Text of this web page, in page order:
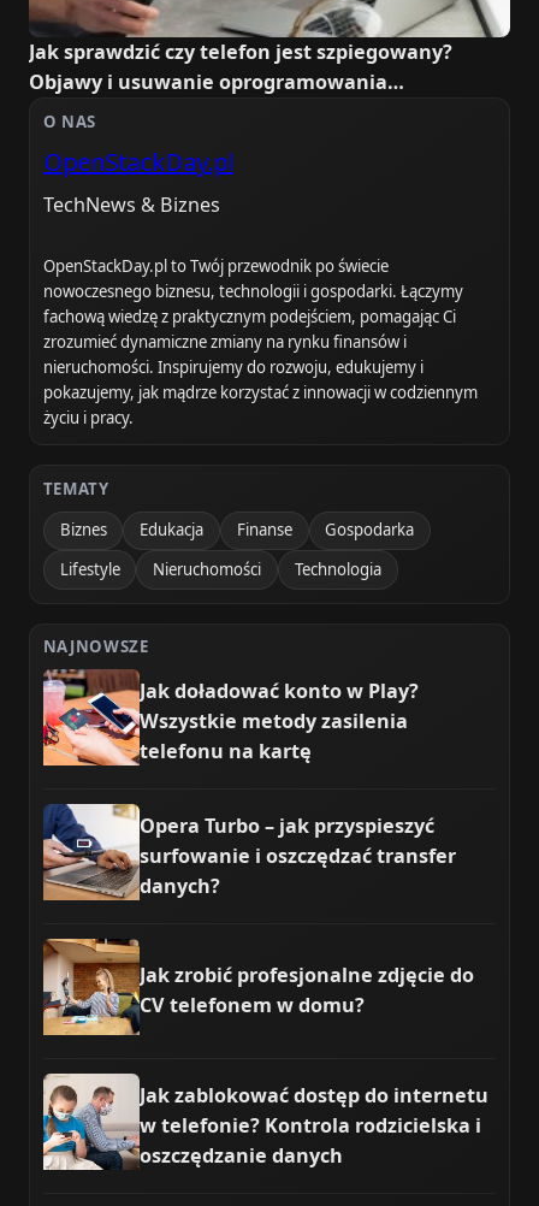
Jak sprawdzić czy telefon jest szpiegowany?
Objawy i usuwanie oprogramowania
szpiegującego
O NAS
OpenStackDay.pl
TechNews & Biznes
OpenStackDay.pl to Twój przewodnik po świecie
nowoczesnego biznesu, technologii i gospodarki. Łączymy
fachową wiedzę z praktycznym podejściem, pomagając Ci
zrozumieć dynamiczne zmiany na rynku finansów i
nieruchomości. Inspirujemy do rozwoju, edukujemy i
pokazujemy, jak mądrze korzystać z innowacji w codziennym
życiu i pracy.
TEMATY
Biznes
Edukacja Finanse
Gospodarka
Lifestyle
Nieruchomości Technologia
NAJNOWSZE
Jak doładować konto w Play?
Wszystkie metody zasilenia
telefonu na kartę
Opera Turbo – jak przyspieszyć
surfowanie i oszczędzać transfer
danych?
Jak zrobić profesjonalne zdjęcie do
CV telefonem w domu?
Jak zablokować dostęp do internetu
w telefonie? Kontrola rodzicielska i
oszczędzanie danych